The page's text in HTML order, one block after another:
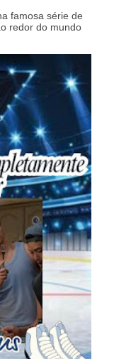
famosa série de
redor do mundo